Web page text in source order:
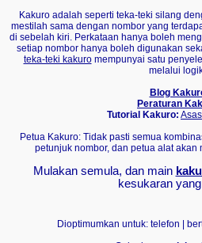
Kakuro adalah seperti teka-teki silang
mestilah sama dengan nombor yang
di sebelah kiri. Perkataan hanya boleh
setiap nombor hanya boleh digunakan
teka-teki kakuromempunyai satu
melalui
Blog
Peraturan
Tutorial Kakuro: Asas
Petua Kakuro: Tidak pasti semua
petunjuk nombor, dan petua alat
Mulakan semula, dan main
kesukaran
Dioptimumkan untuk: telefon |